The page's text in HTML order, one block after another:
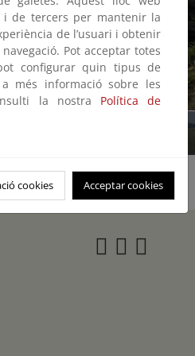
1/6
i de tercers per mantenir la
de l’usuari i obtenir
Pot acceptar totes
configurar quin tipus de
més informació sobre les
la nostra Política de
cookies Acceptar cookies